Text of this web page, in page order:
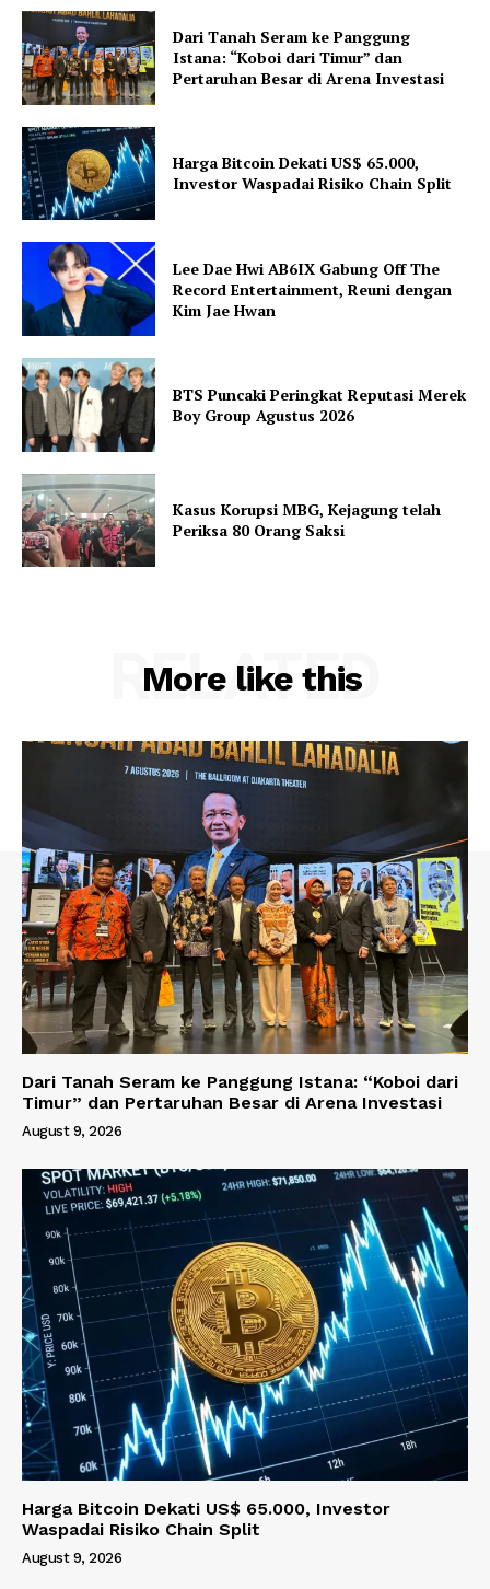
Dari Tanah Seram ke Panggung
Istana: “Koboi dari Timur” dan
Pertaruhan Besar di Arena Investasi
Harga Bitcoin Dekati US$ 65.000,
Investor Waspadai Risiko Chain Split
Lee Dae Hwi AB6IX Gabung Off The
Record Entertainment, Reuni dengan
Kim Jae Hwan
BTS Puncaki Peringkat Reputasi Merek
Boy Group Agustus 2026
Kasus Korupsi MBG, Kejagung telah
Periksa 80 Orang Saksi
More like this
RELATED
Dari Tanah Seram ke Panggung Istana: “Koboi dari
Timur” dan Pertaruhan Besar di Arena Investasi
August 9, 2026
Harga Bitcoin Dekati US$ 65.000, Investor
Waspadai Risiko Chain Split
August 9, 2026